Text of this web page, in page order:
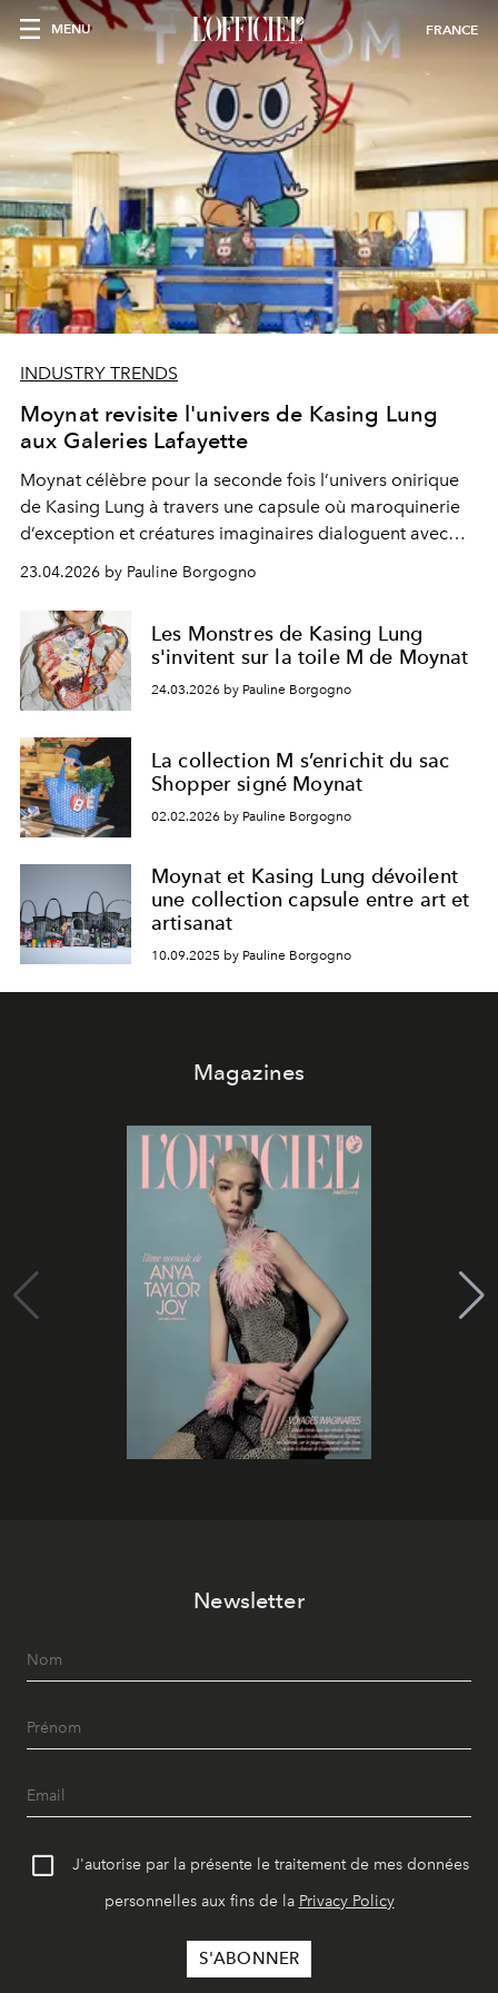
MENU FRANCE
INDUSTRY TRENDS
Moynat revisite l'univers de Kasing Lung
aux Galeries Lafayette
Moynat célèbre pour la seconde fois l’univers onirique
de Kasing Lung à travers une capsule où maroquinerie
d’exception et créatures imaginaires dialoguent avec
23.04.2026 by Pauline Borgogno
Les Monstres de Kasing Lung
s'invitent sur la toile M de Moynat
24.03.2026 by Pauline Borgogno
La collection M s’enrichit du sac
Shopper signé Moynat
02.02.2026 by Pauline Borgogno
Moynat et Kasing Lung dévoilent
une collection capsule entre art et
artisanat
10.09.2025 by Pauline Borgogno
Magazines
Newsletter
J'autorise par la présente le traitement de mes données
personnelles aux fins de la Privacy Policy